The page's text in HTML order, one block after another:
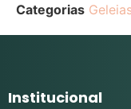
Categorias
Institucional